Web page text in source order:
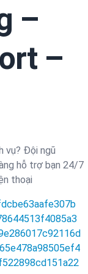
–
–
vụ? Đội ngũ
hỗ trợ bạn 24/7
thoại